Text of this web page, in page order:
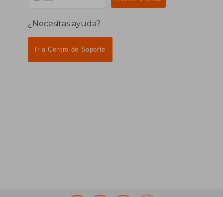
¿Necesitas ayuda?
Ir a Centro de Soporte